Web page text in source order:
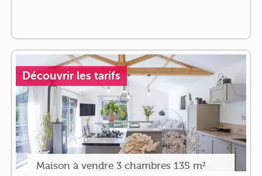
Découvrir les tarifs
Maison à vendre 3 chambres 135 m²